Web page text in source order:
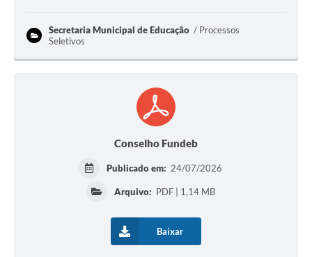
Secretaria Municipal de Educação
Processos
Seletivos
Conselho Fundeb
Publicado em: 24/07/2026
Arquivo: PDF | 1,14 MB
Baixar